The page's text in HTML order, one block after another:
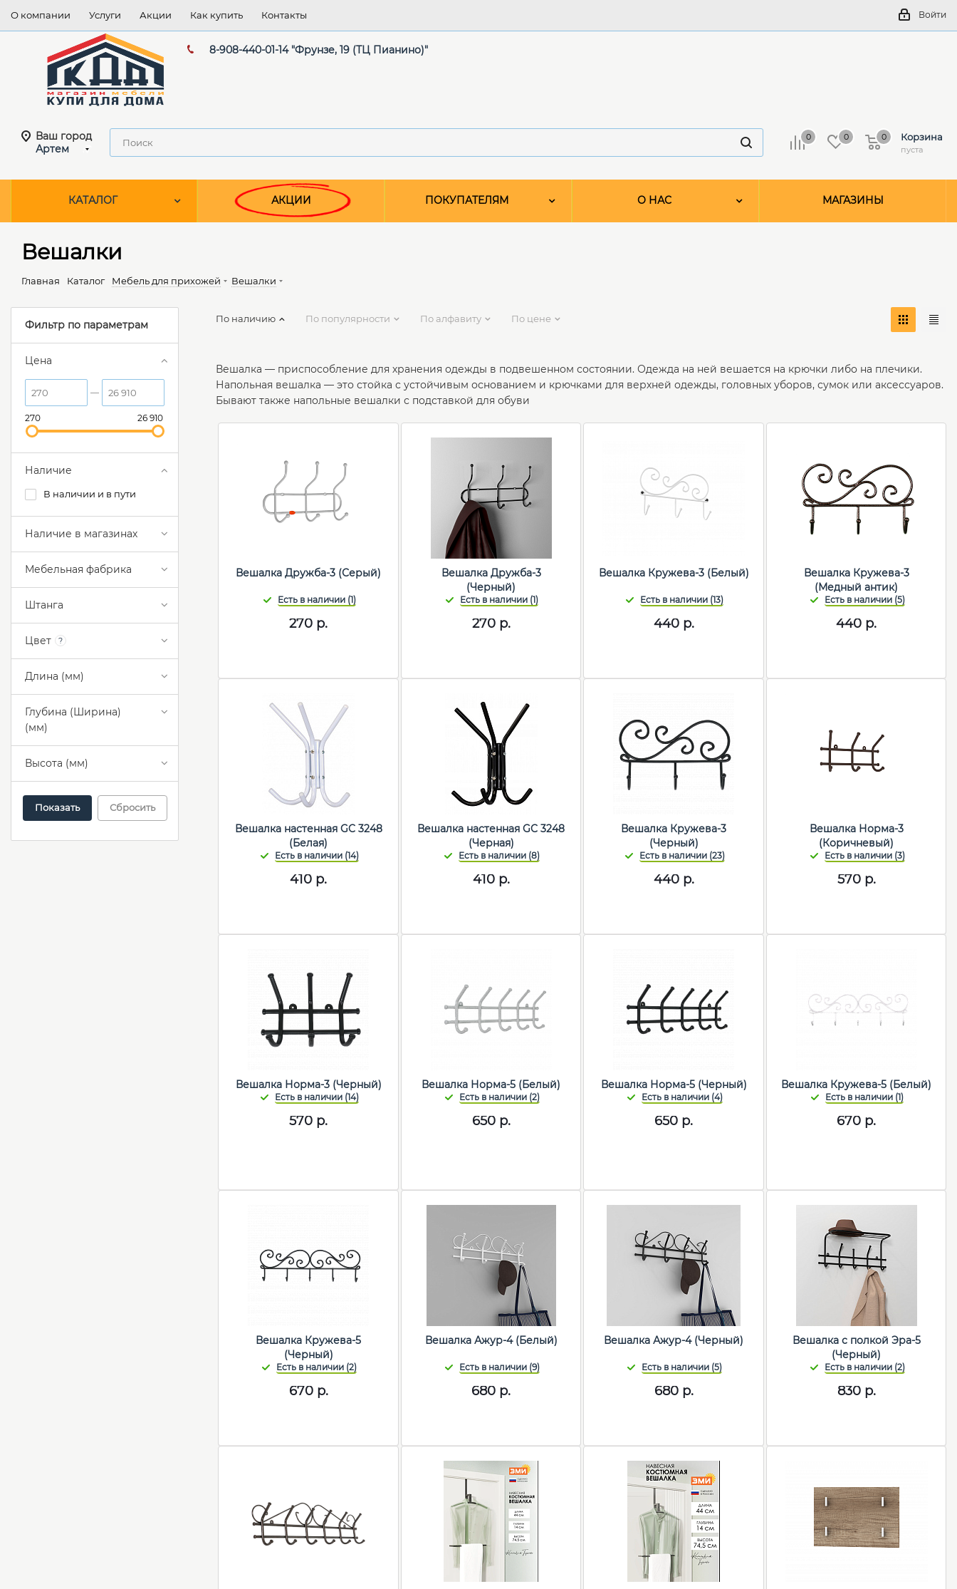
О компании Услуги Акции Как купить Контакты Войти
8-908-440-01-14 "Фрунзе, 19 (ТЦ Пианино)"
Ваш город
Артем
0 0 Корзина
пуста
0
КАТАЛОГ АКЦИИ ПОКУПАТЕЛЯМ О НАС МАГАЗИНЫ
Вешалки
Главная Каталог Мебель для прихожей Вешалки
По наличию По популярности По алфавиту По цене
Вешалка — приспособление для хранения одежды в подвешенном состоянии. Одежда на ней вешается на крючки либо на плечики.
Напольная вешалка — это стойка с устойчивым основанием и крючками для верхней одежды, головных уборов, сумок или аксессуаров.
Бывают также напольные вешалки с подставкой для обуви
Вешалка Дружба-3 (Серый)
270 р.
Вешалка Дружба-3
(Черный)
270р.
Вешалка Кружева-3 (Белый)
440р.
Вешалка Кружева-3
(Медный антик)
440 р.
Вешалка настенная GC 3248
(Белая)
410 р.
Вешалка настенная GC 3248
(Черная)
410р.
Вешалка Кружева-3
(Черный)
440р.
Вешалка Норма-3
(Коричневый)
570р.
Вешалка Норма-3 (Черный)
570 р.
Вешалка Норма-5 (Белый)
650р.
Вешалка Норма-5 (Черный)
650 р.
Вешалка Кружева-5 (Белый)
670 р.
Вешалка Кружева-5
(Черный)
670р.
Вешалка Ажур-4 (Белый)
680 р.
Вешалка Ажур-4 (Черный)
680р.
Вешалка с полкой Эра-5
(Черный)
830р.
Фильтр по параметрам
Цена
270 26 910
Наличие
В наличии и в пути
Наличие в магазинах
Мебельная фабрика
Штанга
Цвет ?
Длина (мм)
Глубина (Ширина)
(мм)
Высота (мм)
Сбросить